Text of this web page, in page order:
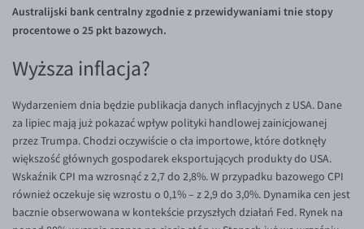
Inne pary walutowe
BGN/PLN
CNY/PLN
HKD/PLN
HUF/PLN
ILS/PLN
Aplikacja mobilna
Bezpieczeństwo
Pomoc
FAQ
Konto i opłaty
Wymiana walut
Banki i przelewy
Poradnik
KONTAKT
Kontakt
PL
Australijski bank centralny zgodnie z przewidywaniami tnie stopy
procentowe o 25 pkt bazowych.
Wyższa inflacja?
Wydarzeniem dnia będzie publikacja danych inflacyjnych z USA. Dane
za lipiec mają już pokazać wpływ polityki handlowej zainicjowanej
przez Trumpa. Chodzi oczywiście o cła importowe, które dotknęły
większość głównych gospodarek eksportujących produkty do USA.
Wskaźnik CPI ma wzrosnąć z 2,7 do 2,8%. W przypadku bazowego CPI
również oczekuje się wzrostu o 0,1% – z 2,9 do 3,0%. Dynamika cen jest
bacznie obserwowana w kontekście przyszłych działań Fed. Rynek na